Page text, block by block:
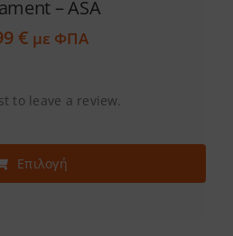
– ASA
€ με ΦΠΑ
to leave a review.
Επιλογή